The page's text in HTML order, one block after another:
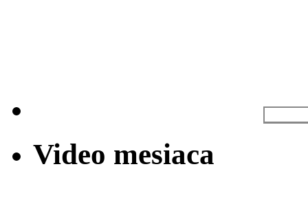
Video mesiaca